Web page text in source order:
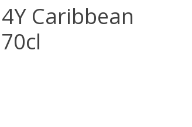
Caribbean
product is